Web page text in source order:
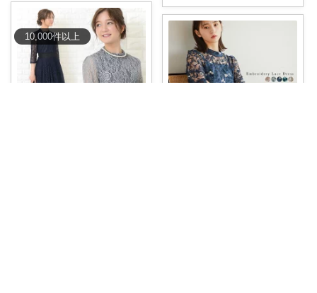
10,000件以上